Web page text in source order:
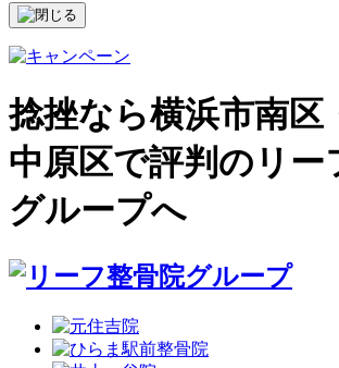
捻挫なら横浜市南区
中原区で評判のリー
グループへ